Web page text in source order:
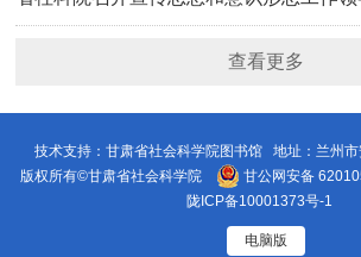
查看更多
技术支持：甘肃省社会科学院图书馆 地址：兰州
版权所有©甘肃省社会科学院
甘公网安备
陇ICP备10001373号-1
电脑版